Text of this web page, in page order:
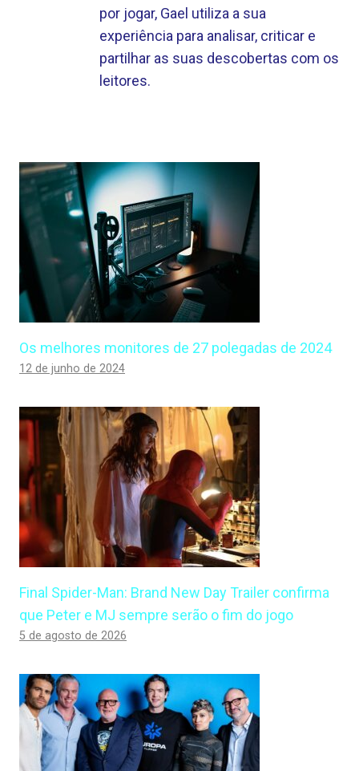
por jogar, Gael utiliza a sua
experiência para analisar, criticar e
partilhar as suas descobertas com os
leitores.
Os melhores monitores de 27 polegadas de 2024
12 de junho de 2024
Final Spider-Man: Brand New Day Trailer confirma
que Peter e MJ sempre serão o fim do jogo
5 de agosto de 2026